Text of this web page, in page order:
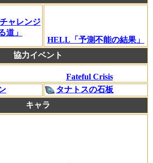
チャレンジ
道」
HELL「予測不能の結果」
協力イベント
Fateful Crisis
タナトスの石板
キャラ